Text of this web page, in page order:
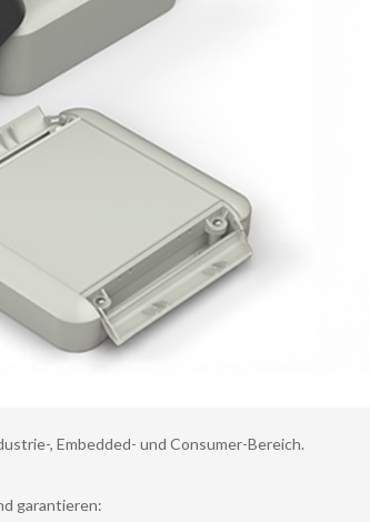
, Embedded- und Consumer-Bereich.
garantieren: